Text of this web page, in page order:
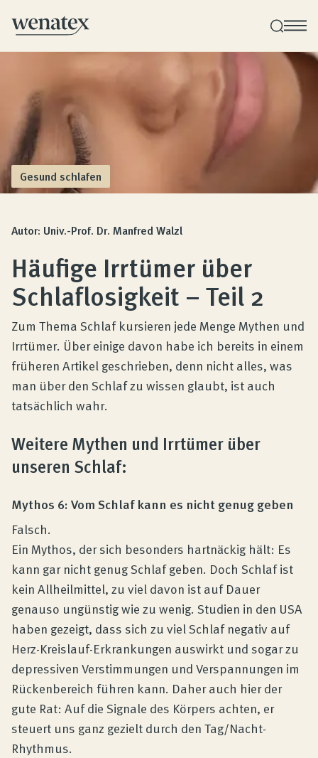
Wenatex Schlafberatung
Produktberatung zu Hause, im Store oder online!
Produkte
Qualität und Garantie
Kundenbewertungen
Produktberatung
Unternehmen
Magazin
Gesund schlafen
Autor: Univ.-Prof. Dr. Manfred Walzl
Häufige Irrtümer über
Schlaflosigkeit – Teil 2
Zum Thema Schlaf kursieren jede Menge Mythen und
Irrtümer. Über einige davon habe ich bereits in einem
früheren Artikel geschrieben, denn nicht alles, was
man über den Schlaf zu wissen glaubt, ist auch
tatsächlich wahr.
Weitere Mythen und Irrtümer über
unseren Schlaf:
Mythos 6: Vom Schlaf kann es nicht genug geben
Falsch.
Ein Mythos, der sich besonders hartnäckig hält: Es
kann gar nicht genug Schlaf geben. Doch Schlaf ist
kein Allheilmittel, zu viel davon ist auf Dauer
genauso ungünstig wie zu wenig. Studien in den USA
haben gezeigt, dass sich zu viel Schlaf negativ auf
Herz-Kreislauf-Erkrankungen auswirkt und sogar zu
depressiven Verstimmungen und Verspannungen im
Rückenbereich führen kann. Daher auch hier der
gute Rat: Auf die Signale des Körpers achten, er
steuert uns ganz gezielt durch den Tag/Nacht-
Rhythmus.